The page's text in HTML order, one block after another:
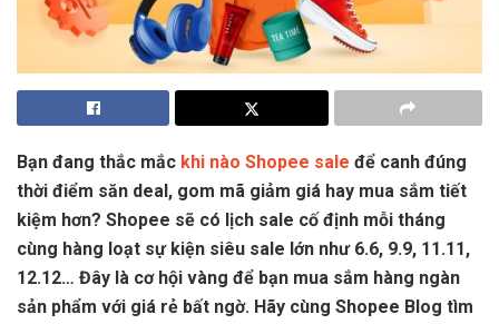
Bạn đang thắc mắc khi nào Shopee sa le để canh đúng
thời điểm săn deal, gom mã giảm giá hay mua sắm tiết
kiệm hơn? Shopee sẽ có lịch sale cố định mỗi tháng
cùng hàng loạt sự kiện siêu sale lớn như 6.6, 9.9, 11.11,
12.12… Đây là cơ hội vàng để bạn mua sắm hàng ngàn
sản phẩm với giá rẻ bất ngờ. Hãy cùng Shopee Blog tìm